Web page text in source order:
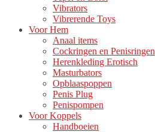
Vibrators
Vibrerende Toys
Voor Hem
Anaal items
Cockringen en Penisringen
Herenkleding Erotisch
Masturbators
Opblaaspoppen
Penis Plug
Penispompen
Voor Koppels
Handboeien